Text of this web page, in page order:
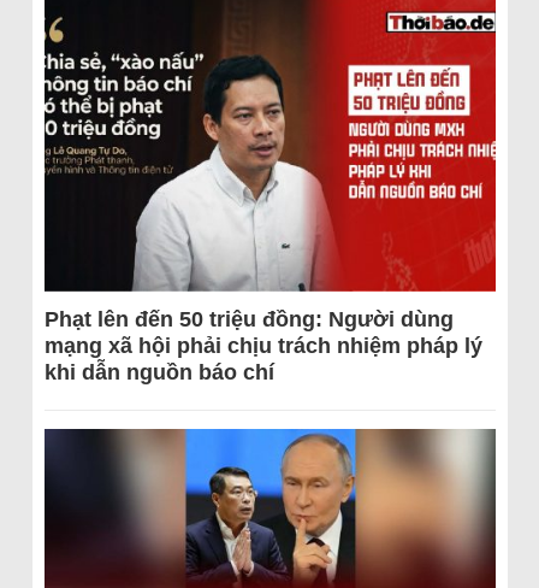
Phạt lên đến 50 triệu đồng: Người dùng
mạng xã hội phải chịu trách nhiệm pháp lý
khi dẫn nguồn báo chí